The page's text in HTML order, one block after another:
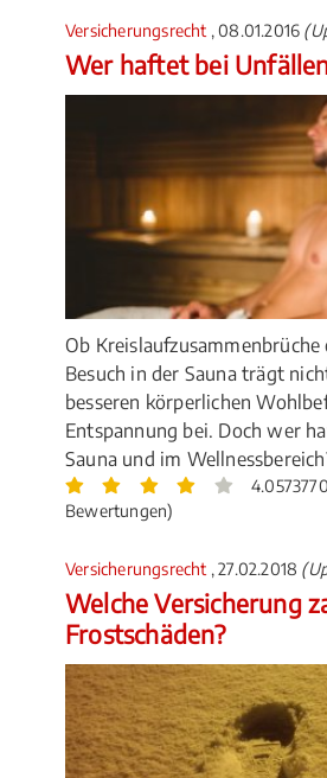
Versicherungsrecht , 08.01.2016
Wer haftet bei
Ob Kreislaufzusammenbrüche
Besuch in der Sauna trägt
besseren körperlichen
Entspannung bei. Doch wer
Sauna und im
Bewertungen)
Versicherungsrecht , 27.02.2018
Welche Versicherung
Frostschäden?